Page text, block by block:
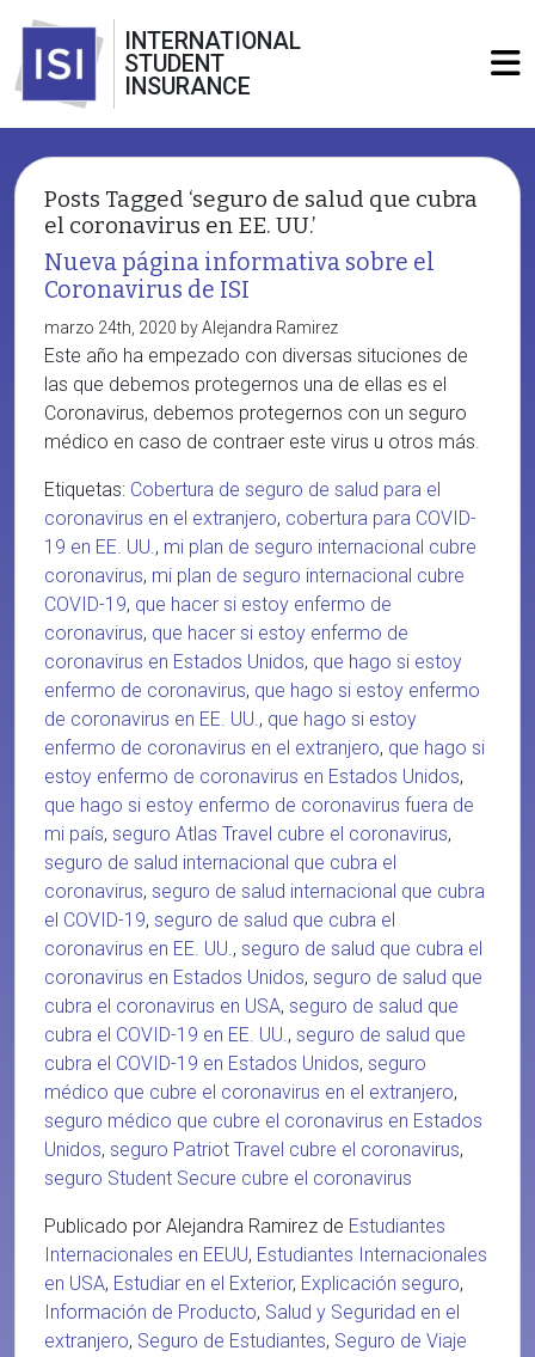
INTERNATIONAL
STUDENT
INSURANCE
Posts Tagged ‘seguro de salud que cubra
el coronavirus en EE. UU.’
Nueva página informativa sobre el
Coronavirus de ISI
marzo 24th, 2020 by Alejandra Ramirez
Este año ha empezado con diversas situciones de
las que debemos protegernos una de ellas es el
Coronavirus, debemos protegernos con un seguro
médico en caso de contraer este virus u otros más.
Etiquetas: Cobertura de seguro de salud para el
coronavirus en el extranjero, cobertura para COVID-
19 en EE. UU., mi plan de seguro internacional cubre
coronavirus, mi plan de seguro internacional cubre
COVID-19, que hacer si estoy enfermo de
coronavirus, que hacer si estoy enfermo de
coronavirus en Estados Unidos, que hago si estoy
enfermo de coronavirus, que hago si estoy enfermo
de coronavirus en EE. UU., que hago si estoy
enfermo de coronavirus en el extranjero, que hago si
estoy enfermo de coronavirus en Estados Unidos,
que hago si estoy enfermo de coronavirus fuera de
mi país, seguro Atlas Travel cubre el coronavirus,
seguro de salud internacional que cubra el
coronavirus, seguro de salud internacional que cubra
el COVID-19, seguro de salud que cubra el
coronavirus en EE. UU., seguro de salud que cubra el
coronavirus en Estados Unidos, seguro de salud que
cubra el coronavirus en USA, seguro de salud que
cubra el COVID-19 en EE. UU., seguro de salud que
cubra el COVID-19 en Estados Unidos, seguro
médico que cubre el coronavirus en el extranjero,
seguro médico que cubre el coronavirus en Estados
Unidos, seguro Patriot Travel cubre el coronavirus,
seguro Student Secure cubre el coronavirus
Publicado por Alejandra Ramirez de Estudiantes
Internacionales en EEUU, Estudiantes Internacionales
en USA, Estudiar en el Exterior, Explicación seguro,
Información de Producto, Salud y Seguridad en el
extranjero, Seguro de Estudiantes, Seguro de Viaje